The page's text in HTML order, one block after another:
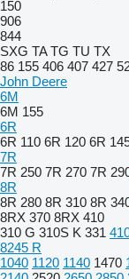
150
906
844
SXG TA TG TU TX
86 155 406 407 427
John Deere
6M
6M 155
6R
6R 110 6R 120 6R
7R
7R 250 7R 270 7R
8R
8R 280 8R 310 8R
8RX 370 8RX 410
310 G 310S K 331
8245 R
1040 1120 1140 1470